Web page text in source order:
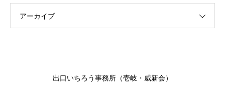
アーカイブ
出口いちろう事務所（壱岐・威新会）